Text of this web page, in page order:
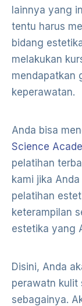
lainnya yang
tentu harus
bidang
melakukan
mendapatkan
keperawatan.
Anda bisa
Science
pelatihan
kami jika
pelatihan
keterampilan
estetika yang
Disini, Anda
perawatn kulit
sebagainya.